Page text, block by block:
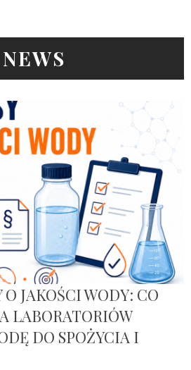
NEWS
JAKOŚCI WODY: CO
LABORATORIÓW
DO SPOŻYCIA I